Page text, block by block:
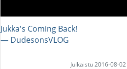
Jukka's Coming Back!
― DudesonsVLOG
Julkaistu 2016-08-